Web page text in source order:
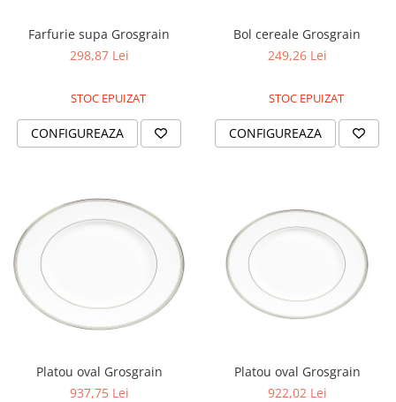
Farfurie supa Grosgrain
298,87 Lei
STOC EPUIZAT
CONFIGUREAZA
Bol cereale Grosgrain
249,26 Lei
STOC EPUIZAT
CONFIGUREAZA
Platou oval Grosgrain
937,75 Lei
Platou oval Grosgrain
922,02 Lei